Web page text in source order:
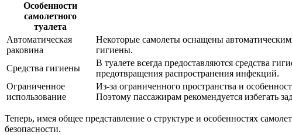
Особенности
самолетного
туалета
Автоматическая
раковина
Некоторые самолеты оснащены
гигиены.
Средства гигиены
В туалете всегда предоставляются средства
предотвращения распространения инфекций.
Ограниченное
использование
Из-за ограниченного пространства и
Поэтому пассажирам рекомендуется избегать
Теперь, имея общее представление о структуре и особенностях
безопасности.